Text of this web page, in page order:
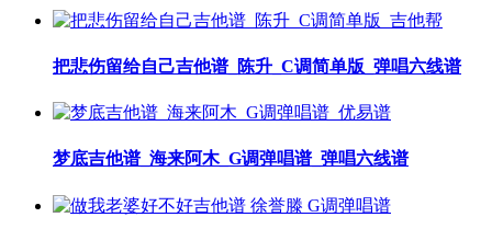
把悲伤留给自己吉他谱_陈升_C调简单版_弹唱六线谱
梦底吉他谱_海来阿木_G调弹唱谱_弹唱六线谱